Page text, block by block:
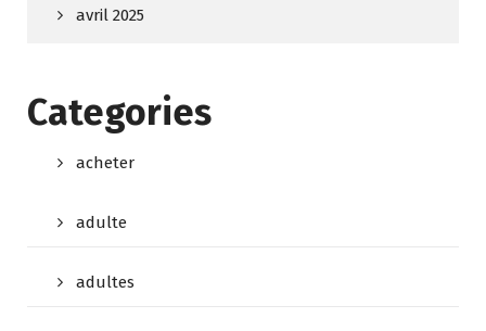
avril 2025
Categories
acheter
adulte
adultes